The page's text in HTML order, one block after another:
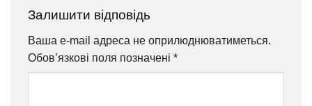
Залишити відповідь
Ваша e-mail адреса не оприлюднюватиметься.
Обов’язкові поля позначені *